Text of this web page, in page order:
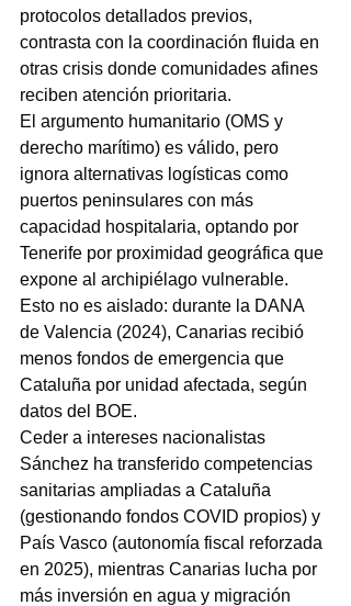
protocolos detallados previos,
contrasta con la coordinación fluida en
otras crisis donde comunidades afines
reciben atención prioritaria.
El argumento humanitario (OMS y
derecho marítimo) es válido, pero
ignora alternativas logísticas como
puertos peninsulares con más
capacidad hospitalaria, optando por
Tenerife por proximidad geográfica que
expone al archipiélago vulnerable.
Esto no es aislado: durante la DANA
de Valencia (2024), Canarias recibió
menos fondos de emergencia que
Cataluña por unidad afectada, según
datos del BOE.
Ceder a intereses nacionalistas
Sánchez ha transferido competencias
sanitarias ampliadas a Cataluña
(gestionando fondos COVID propios) y
País Vasco (autonomía fiscal reforzada
en 2025), mientras Canarias lucha por
más inversión en agua y migración